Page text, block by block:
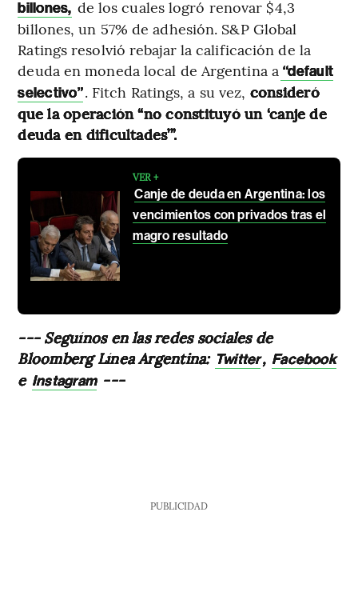
billones, de los cuales logró renovar $4,3
billones, un 57% de adhesión. S&P Global
Ratings resolvió rebajar la calificación de la
deuda en moneda local de Argentina a “default
selectivo”. Fitch Ratings, a su vez, consideró
que la operación “no constituyó un ‘canje de
deuda en dificultades’”.
VER +
Canje de deuda en Argentina: los
vencimientos con privados tras el
magro resultado
--- Seguínos en las redes sociales de
Bloomberg Línea Argentina: Twitter, Facebook
e Instagram ---
PUBLICIDAD